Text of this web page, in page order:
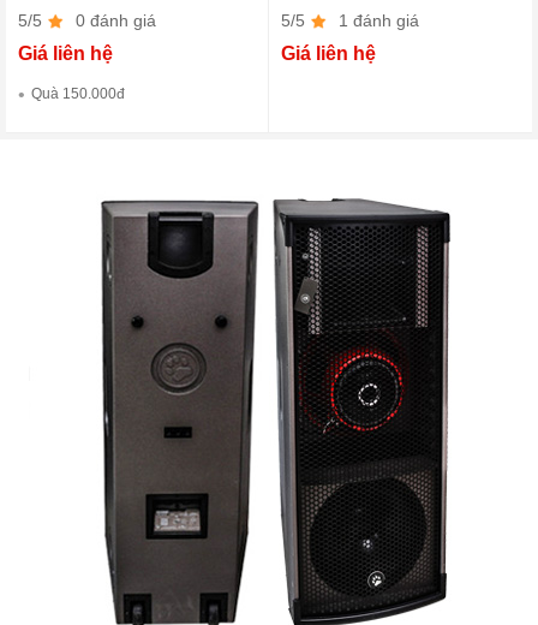
5/5
0 đánh giá
Giá liên hệ
Quà 150.000đ
5/5
1 đánh giá
Giá liên hệ